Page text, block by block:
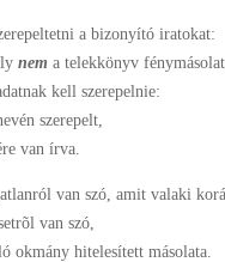
a bizonyító iratokat:
nem a telekkönyv
kell szerepelnie:
szerepelt,
van írva.
van szó, amit valaki
van szó,
okmány hitelesített másolata.